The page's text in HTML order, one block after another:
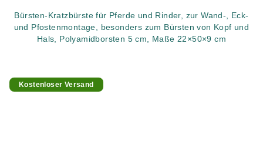
Bürsten-Kratzbürste für Pferde und Rinder, zur Wand-, Eck-
und Pfostenmontage, besonders zum Bürsten von Kopf und
Hals, Polyamidborsten 5 cm, Maße 22×50×9 cm
Kostenloser Versand